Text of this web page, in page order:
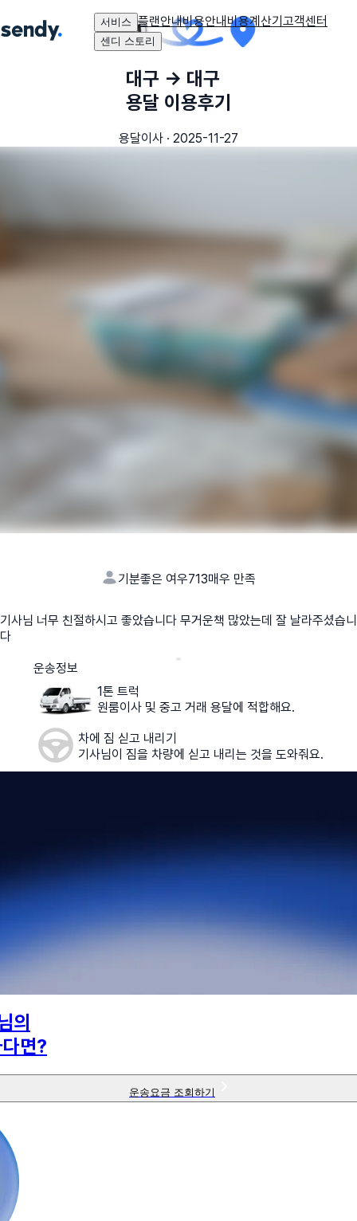
서비스 플랜안내비용안내비용계산기고객센터
센디 스토리
대구 → 대구
용달 이용후기
용달이사 · 2025-11-27
기분좋은 여우713매우 만족
기사님 너무 친절하시고 좋았습니다 무거운책 많았는데 잘 날라주셨습니
다
운송정보
1톤 트럭
원룸이사 및 중고 거래 용달에 적합해요.
차에 짐 싣고 내리기
기사님이 짐을 차량에 싣고 내리는 것을 도와줘요.
의
면?
운송요금 조회하기